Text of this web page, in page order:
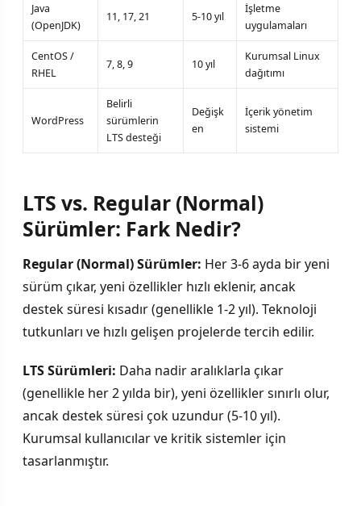
Java
(OpenJDK)
11, 17, 21 5-10 yıl
İşletme
uygulamaları
CentOS /
RHEL
7, 8, 9 10 yıl
Kurumsal Linux
dağıtımı
WordPress
Belirli
sürümlerin
LTS desteği
Değişk
en
İçerik yönetim
sistemi
LTS vs. Regular (Normal)
Sürümler: Fark Nedir?
Regular (Normal) Sürümler: Her 3-6 ayda bir yeni
sürüm çıkar, yeni özellikler hızlı eklenir, ancak
destek süresi kısadır (genellikle 1-2 yıl). Teknoloji
tutkunları ve hızlı gelişen projelerde tercih edilir.
LTS Sürümleri: Daha nadir aralıklarla çıkar
(genellikle her 2 yılda bir), yeni özellikler sınırlı olur,
ancak destek süresi çok uzundur (5-10 yıl).
Kurumsal kullanıcılar ve kritik sistemler için
tasarlanmıştır.